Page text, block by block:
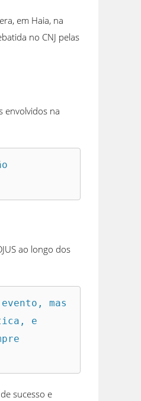
em Haia, na
no CNJ pelas
envolvidos na
ao longo dos
mas
e
sucesso e